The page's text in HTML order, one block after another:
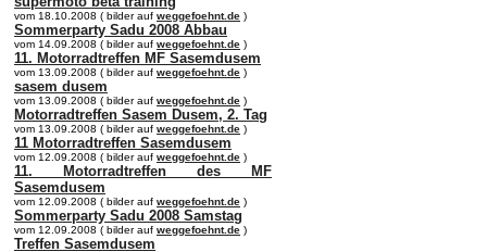
vom 18.10.2008 ( bilder auf weggefoehnt.de )
Sommerparty Sadu 2008 Abbau
vom 14.09.2008 ( bilder auf weggefoehnt.de )
11. Motorradtreffen MF Sasemdusem
vom 13.09.2008 ( bilder auf weggefoehnt.de )
sasem dusem
vom 13.09.2008 ( bilder auf weggefoehnt.de )
Motorradtreffen Sasem Dusem, 2. Tag
vom 13.09.2008 ( bilder auf weggefoehnt.de )
11 Motorradtreffen Sasemdusem
vom 12.09.2008 ( bilder auf weggefoehnt.de )
11. Motorradtreffen des MF
Sasemdusem
vom 12.09.2008 ( bilder auf weggefoehnt.de )
Sommerparty Sadu 2008 Samstag
vom 12.09.2008 ( bilder auf weggefoehnt.de )
Treffen Sasemdusem